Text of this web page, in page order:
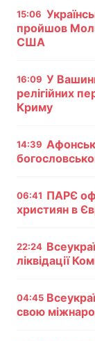
Послуги
Тема
15:06
пройшов
США
16:09 У
релігійних
Криму
14:39
06:41 ПАРЄ
християн в
22:24
ліквідації
04:45
свою